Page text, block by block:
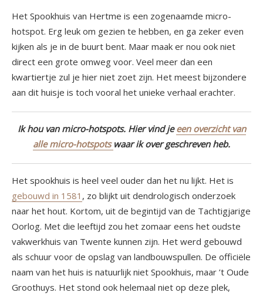
Het Spookhuis van Hertme is een zogenaamde micro-
hotspot. Erg leuk om gezien te hebben, en ga zeker even
kijken als je in de buurt bent. Maar maak er nou ook niet
direct een grote omweg voor. Veel meer dan een
kwartiertje zul je hier niet zoet zijn. Het meest bijzondere
aan dit huisje is toch vooral het unieke verhaal erachter.
Ik hou van micro-hotspots. Hier vind jeeen overzicht van
alle micro-hotspots waar ik over geschreven heb.
Het spookhuis is heel veel ouder dan het nu lijkt. Het is
gebouwd in 1581 , zo blijkt uit dendrologisch onderzoek
naar het hout. Kortom, uit de begintijd van de Tachtigjarige
Oorlog. Met die leeftijd zou het zomaar eens het oudste
vakwerkhuis van Twente kunnen zijn. Het werd gebouwd
als schuur voor de opslag van landbouwspullen. De officiële
naam van het huis is natuurlijk niet Spookhuis, maar ’t Oude
Groothuys. Het stond ook helemaal niet op deze plek,